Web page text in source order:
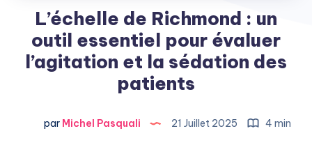
L’échelle de Richmond : un
outil essentiel pour évaluer
l’agitation et la sédation des
patients
par Michel Pasquali 21 Juillet 2025 4 min